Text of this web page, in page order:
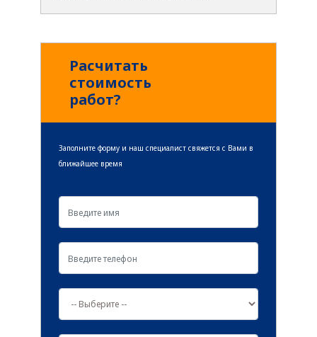
Расчитать
стоимость
работ?
Заполните форму и наш специалист свяжется с Вами в
ближайшее время